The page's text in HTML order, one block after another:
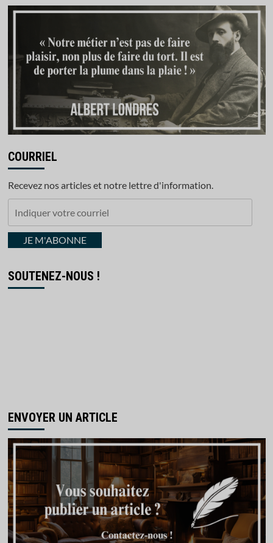
COURRIEL
Recevez nos articles et notre lettre d'information.
courrielJE M'ABONNE
SOUTENEZ-NOUS !
ENVOYER UN ARTICLE